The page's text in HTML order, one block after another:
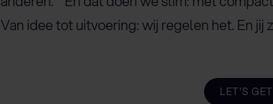
Van idee tot uitvoering: wij regelen het. En jij
LET'S